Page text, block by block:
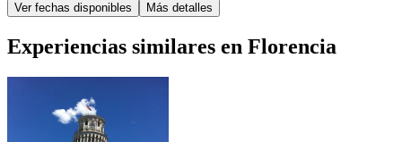
Ver fechas disponibles Más detalles
Experiencias similares en Florencia